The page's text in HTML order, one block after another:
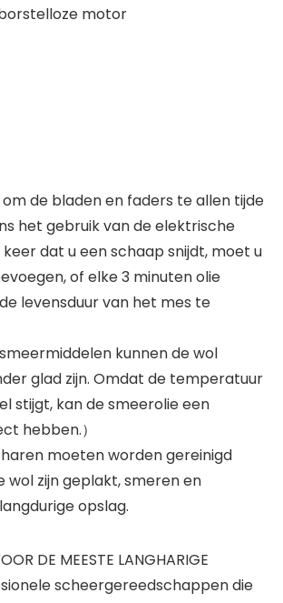
motor
de bladen en faders te allen tijde
het gebruik van de elektrische
dat u een schaap snijdt, moet u
of elke 3 minuten olie
levensduur van het mes te
smeermiddelen kunnen de wol
glad zijn. Omdat de temperatuur
stijgt, kan de smeerolie een
hebben.）
moeten worden gereinigd
wol zijn geplakt, smeren en
opslag.
DE MEESTE LANGHARIGE
scheergereedschappen die